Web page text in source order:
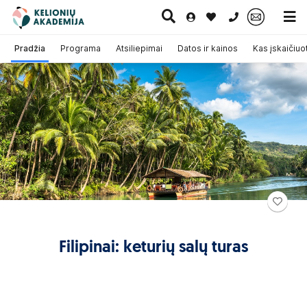
0 700 11007
Paskutinė
minutė
Pažintinės
kelionės
Egzotinės
kelionės
Kruizai
Filipinai: keturių salų turas
Pradžia Programa Atsiliepimai Datos ir kainos Kas